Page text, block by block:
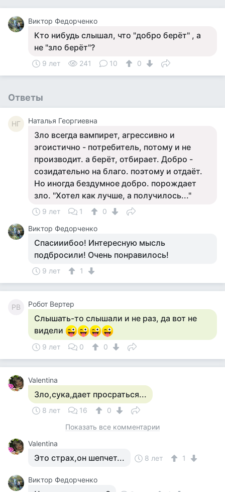
Виктор Федорченко
Кто нибудь слышал, что "добро берёт" , а
не "зло берёт"?
9 лет 241 10 0
Ответы
НГ Наталья Георгиевна
Зло всегда вампирет, агрессивно и
эгоистично - потребитель, потому и не
производит. а берёт, отбирает. Добро -
созидательно на благо. поэтому и отдаёт.
Но иногда бездумное добро. порождает
зло. "Хотел как лучше, а получилось..."
9 лет 1
0
Виктор Федорченко
Спасииибоо! Интересную мысль
подбросили! Очень понравилось!
9 лет 1
РВ Робот Вертер
Слышать-то слышали и не раз, да вот не
видели
9 лет 0 0
Valentina
Зло,сука,дает просраться...
8 лет 16
0
Показать все комментарии
Valentina
Это страх,он шепчет... 8 лет 1
Виктор Федорченко